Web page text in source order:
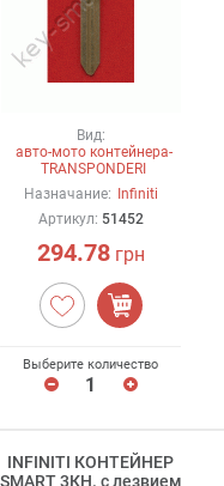
Вид:
авто-мото контейнера-
TRANSPONDERI
Назначание: Infiniti
Артикул: 51452
294.78грн
Выберите количество
INFINITI КОНТЕЙНЕР
SMART 3КН. с лезвием